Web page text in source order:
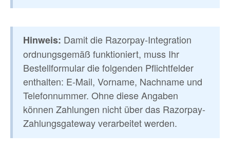
Hinweis: Damit die Razorpay-Integration
ordnungsgemäß funktioniert, muss Ihr
Bestellformular die folgenden Pflichtfelder
enthalten: E-Mail, Vorname, Nachname und
Telefonnummer. Ohne diese Angaben
können Zahlungen nicht über das Razorpay-
Zahlungsgateway verarbeitet werden.